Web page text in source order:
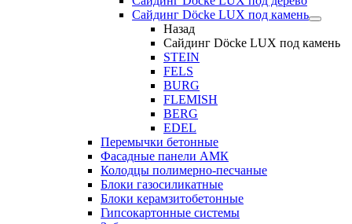
Сайдинг Döcke LUX под камень
Назад
Сайдинг Döcke LUX под камень
STEIN
FELS
BURG
FLEMISH
BERG
EDEL
Перемычки бетонные
Фасадные панели АМК
Колодцы полимерно-песчаные
Блоки газосиликатные
Блоки керамзитобетонные
Гипсокартонные системы